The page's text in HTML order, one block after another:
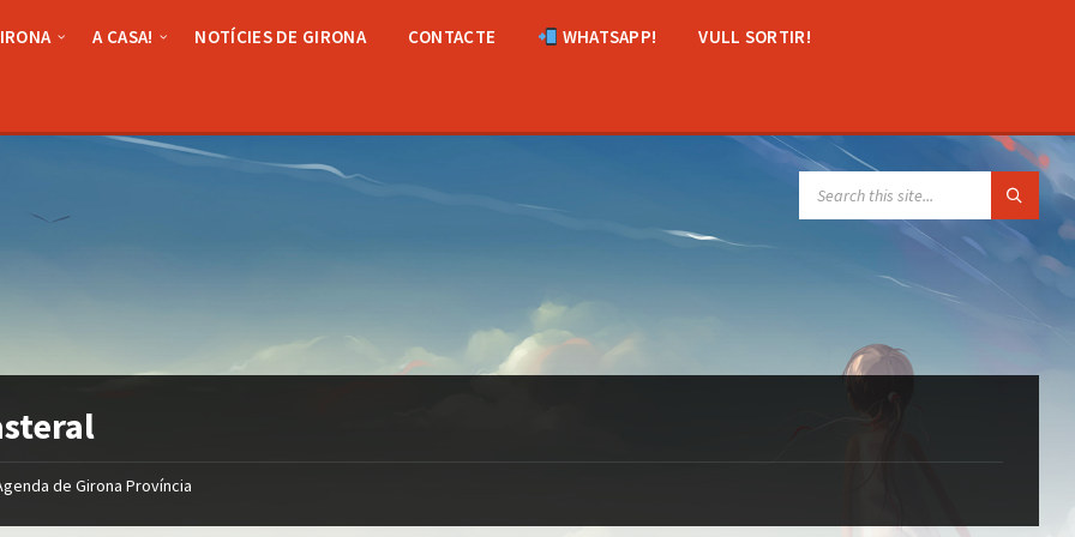
A CASA! NOTÍCIES DE GIRONA CONTACTE WHATSAPP! VULL SORTIR!
de Girona Província